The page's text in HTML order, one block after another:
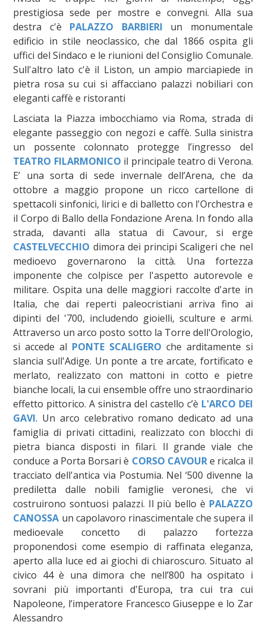
prestigiosa sede per mostre e convegni. Alla sua
destra c'è PALAZZO BARBIERI un monumentale
edificio in stile neoclassico, che dal 1866 ospita gli
uffici del Sindaco e le riunioni del Consiglio Comunale.
Sull'altro lato c'è il Liston, un ampio marciapiede in
pietra rosa su cui si affacciano palazzi nobiliari con
eleganti caffè e ristoranti
Lasciata la Piazza imbocchiamo via Roma, strada di
elegante passeggio con negozi e caffè. Sulla sinistra
un possente colonnato protegge l’ingresso del
TEATRO FILARMONICO il principale teatro di Verona.
E’ una sorta di sede invernale dell’Arena, che da
ottobre a maggio propone un ricco cartellone di
spettacoli sinfonici, lirici e di balletto con l'Orchestra e
il Corpo di Ballo della Fondazione Arena. In fondo alla
strada, davanti alla statua di Cavour, si erge
CASTELVECCHIO dimora dei principi Scaligeri che nel
medioevo governarono la città. Una fortezza
imponente che colpisce per l'aspetto autorevole e
militare. Ospita una delle maggiori raccolte d'arte in
Italia, che dai reperti paleocristiani arriva fino ai
dipinti del '700, includendo gioielli, sculture e armi.
Attraverso un arco posto sotto la Torre dell'Orologio,
si accede al PONTE SCALIGERO che arditamente si
slancia sull'Adige. Un ponte a tre arcate, fortificato e
merlato, realizzato con mattoni in cotto e pietre
bianche locali, la cui ensemble offre uno straordinario
effetto pittorico. A sinistra del castello c’è L'ARCO DEI
GAVI. Un arco celebrativo romano dedicato ad una
famiglia di privati cittadini, realizzato con blocchi di
pietra bianca disposti in filari. Il grande viale che
conduce a Porta Borsari è CORSO CAVOURe ricalca il
tracciato dell'antica via Postumia. Nel ‘500 divenne la
prediletta dalle nobili famiglie veronesi, che vi
costruirono sontuosi palazzi. Il più bello è PALAZZO
CANOSSA un capolavoro rinascimentale che supera il
medioevale concetto di palazzo fortezza
proponendosi come esempio di raffinata eleganza,
aperto alla luce ed ai giochi di chiaroscuro. Situato al
civico 44 è una dimora che nell’800 ha ospitato i
sovrani più importanti d'Europa, tra cui tra cui
Napoleone, l’imperatore Francesco Giuseppe e lo Zar
Alessandro